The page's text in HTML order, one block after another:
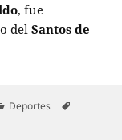
, fue
delSantos de
entregó a Soteldo
Categorías
Deportes